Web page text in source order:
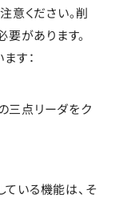
意ください。削
要があります。
す：
三点リーダをク
ている機能は、そ